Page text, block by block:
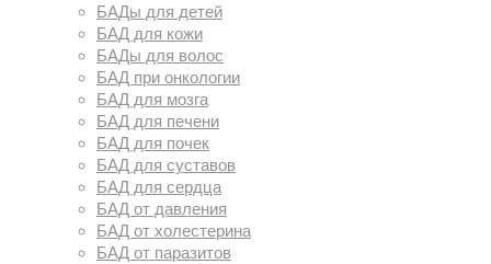
БАДы для детей
БАД для кожи
БАДы для волос
БАД при онкологии
БАД для мозга
БАД для печени
БАД для почек
БАД для суставов
БАД для сердца
БАД от давления
БАД от холестерина
БАД от паразитов